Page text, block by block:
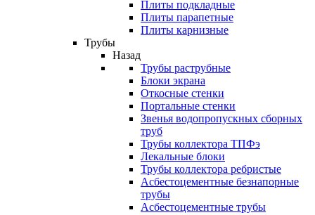
Плиты подкладные
Плиты парапетные
Плиты карнизные
Трубы
Назад
Трубы раструбные
Блоки экрана
Откосные стенки
Портальные стенки
Звенья водопропускных сборных
труб
Трубы коллектора ТПФэ
Лекальные блоки
Трубы коллектора ребристые
Асбестоцементные безнапорные
трубы
Асбестоцементные трубы